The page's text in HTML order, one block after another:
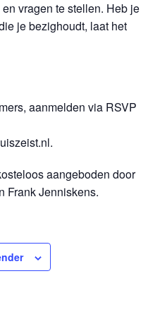
vragen te stellen. Heb je
je bezighoudt, laat het
aanmelden via RSVP
aangeboden door
Frank Jenniskens.